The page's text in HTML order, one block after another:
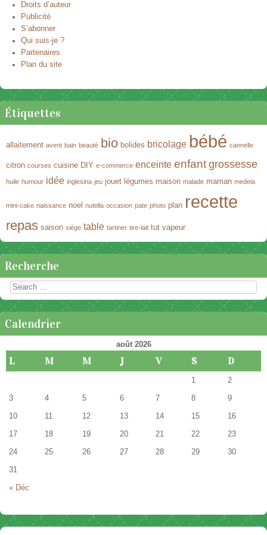
Droits d’auteur
Publicité
S’abonner
Qui suis-je ?
Partenaires
Plan du site
Étiquettes
allaitement avent bain beauté bio bolides bricolage bébé cannelle
citron courses cuisine DIY e-commerce enceinte enfant grossesse
huile humour idée inglesina jeu jouet légumes maison malade maman medela
mini-cake naissance noel nutella occasion pate photo plan recette
repas saison siège table tartiner tire-lait tut vapeur
Recherche
Rechercher
Calendrier
août 2026
L M M J V S D
« Déc
1 2
3 4 5 6 7 8 9
10 11 12 13 14 15 16
17 18 19 20 21 22 23
24 25 26 27 28 29 30
31